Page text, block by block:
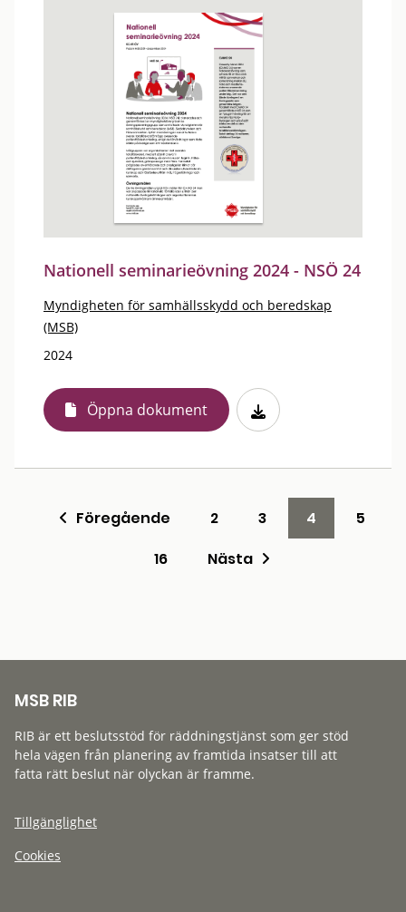
Nationell seminarieövning 2024 - NSÖ 24
Myndigheten för samhällsskydd och beredskap
(MSB)
2024
Öppna dokument
Föregående 2 3 4
5
16
Nästa
MSB RIB
RIB är ett beslutsstöd för räddningstjänst som ger stöd
hela vägen från planering av framtida insatser till att
fatta rätt beslut när olyckan är framme.
Tillgänglighet
Cookies